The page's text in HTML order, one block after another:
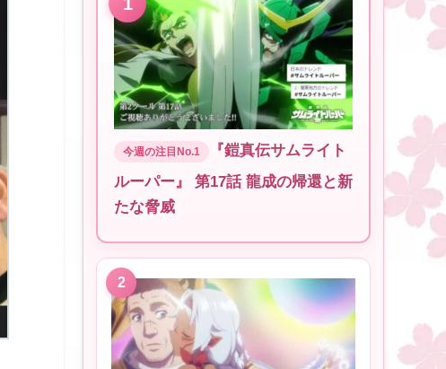
『鎧真伝サムライト
ルーパー』 第17話 龍成の帰還と新
たな脅威